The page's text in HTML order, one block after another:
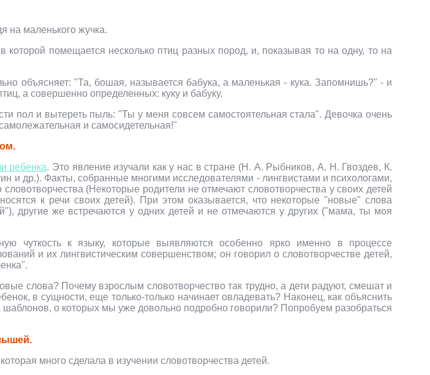
на маленького жучка.
помещается несколько птиц разных пород, и, показывая то на одну, то на
объясняет: "Та, бошая, называется бабука, а маленькая - кука. Запомнишь?" - и
а совершенно определенных: куку и бабуку.
пол и вытереть пыль: "Ты у меня совсем самостоятельная стала". Девочка очень
и самосидетельная!"
ребенка. Это явление изучали как у нас в стране (Н. А. Рыбников, А. Н. Гвоздев, К.
и др.). Факты, собранные многими исследователями - лингвистами и психологами,
(Некоторые родители не отмечают словотворчества у своих детей
к речи своих детей). При этом оказывается, что некоторые "новые" слова
другие же встречаются у одних детей и не отмечаются у других ("мама, ты моя
чуткость к языку, которые выявляются особенно ярко именно в процессе
и их лингвистическим совершенством; он говорил о словотворчестве детей,
слова? Почему взрослым словотворчество так трудно, а дети радуют, смешат и
в сущности, еще только-только начинает овладевать? Наконец, как объяснить
о которых мы уже довольно подробно говорили? Попробуем разобраться
много сделала в изучении словотворчества детей.